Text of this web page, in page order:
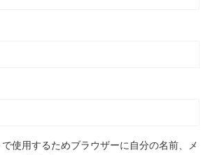
使用するためブラウザーに自分の名前、メ